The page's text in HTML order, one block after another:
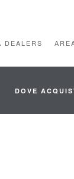
DEALERS
DOVE